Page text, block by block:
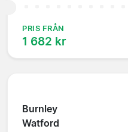
PRIS FRÅN
1 682 kr
Burnley
Watford